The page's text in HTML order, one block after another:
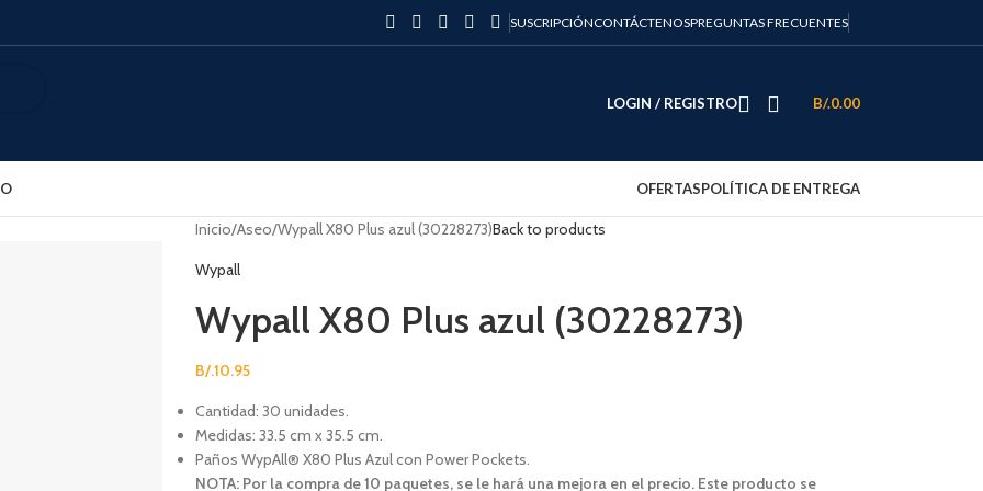
SUSCRIPCIÓNCONTÁCTENOSPREGUNTAS FRECUENTES
LOGIN / REGISTRO B/.0.00
OFERTASPOLÍTICA DE ENTREGA
Inicio Aseo Wypall X80 Plus azul (30228273)Back to products
Wypall
Wypall X80 Plus azul (30228273)
B/.10.95
Cantidad: 30 unidades.
Medidas: 33.5 cm x 35.5 cm.
Paños WypAll® X80 Plus Azul con Power Pockets.
NOTA: Por la compra de 10 paquetes, se le hará una mejora en el precio. Este producto se